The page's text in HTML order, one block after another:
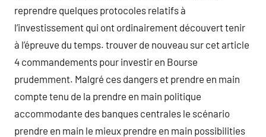
reprendre quelques protocoles relatifs à
l’investissement qui ont ordinairement découvert tenir
à l’épreuve du temps. trouver de nouveau sur cet article
4 commandements pour investir en Bourse
prudemment. Malgré ces dangers et prendre en main
compte tenu de la prendre en main politique
accommodante des banques centrales le scénario
prendre en main le mieux prendre en main possibilities